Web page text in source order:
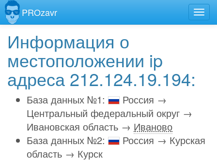
PROzavr
Информация о
местоположении ip
адреса 212.124.19.194:
База данных №1:
Россия →
Центральный федеральный округ →
Ивановская область → Иваново
База данных №2:
Россия → Курская
область → Курск